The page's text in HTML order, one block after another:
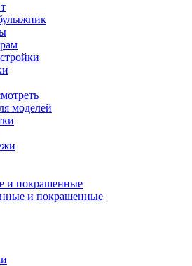
моделей
и покрашенные
и покрашенные